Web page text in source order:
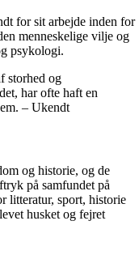
for sit arbejde inden for
menneskelige vilje og
psykologi.
storhed og
har ofte haft en
– Ukendt
og historie, og de
på samfundet på
litteratur, sport, historie
husket og fejret